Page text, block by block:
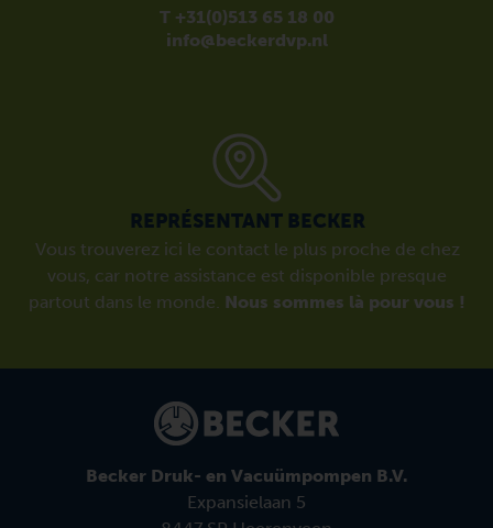
T +31(0)513 65 18 00
info@beckerdvp.nl
REPRÉSENTANT BECKER
Vous trouverez ici le contact le plus proche de chez
vous, car notre assistance est disponible presque
partout dans le monde. Nous sommes là pour vous !
Becker Druk- en Vacuümpompen B.V.
Expansielaan 5